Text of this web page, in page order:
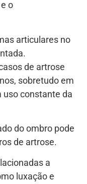
o
articulares no
de artrose
sobretudo em
uso constante da
do ombro pode
de artrose.
a
luxação e